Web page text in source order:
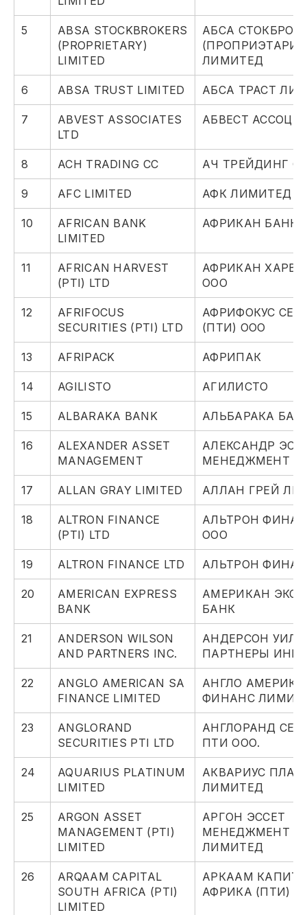
5
ABSA STOCKBROKERS
(PROPRIETARY)
LIMITED
АБСА
(ПРОПРИЭТАРИ)
ЛИМИТЕД
6 ABSA TRUST LIMITED АБСА ТРАСТ
7
ABVEST ASSOCIATES
LTD
АБВЕСТ
8 ACH TRADING CC АЧ ТРЕЙДИНГ
9 AFC LIMITED АФК ЛИМИТЕД
10
AFRICAN BANK
LIMITED
АФРИКАН БАНК
11
AFRICAN HARVEST
(PTI) LTD
АФРИКАН
ООО
12
AFRIFOCUS
SECURITIES (PTI) LTD
АФРИФОКУС
(ПТИ) ООО
13 AFRIPACK АФРИПАК
14 AGILISTO АГИЛИСТО
15 ALBARAKA BANK АЛЬБАРАКА
16
ALEXANDER ASSET
MANAGEMENT
АЛЕКСАНДР
МЕНЕДЖМЕНТ
17 ALLAN GRAY LIMITED АЛЛАН ГРЕЙ
18
ALTRON FINANCE
(PTI) LTD
АЛЬТРОН
ООО
19 ALTRON FINANCE LTD АЛЬТРОН
20
AMERICAN EXPRESS
BANK
АМЕРИКАН
БАНК
21
ANDERSON WILSON
AND PARTNERS INC.
АНДЕРСОН
ПАРТНЕРЫ ИНК.
22
ANGLO AMERICAN SA
FINANCE LIMITED
АНГЛО
ФИНАНС
23
ANGLORAND
SECURITIES PTI LTD
АНГЛОРАНД
ПТИ ООО.
24
AQUARIUS PLATINUM
LIMITED
АКВАРИУС
ЛИМИТЕД
25
ARGON ASSET
MANAGEMENT (PTI)
LIMITED
АРГОН ЭССЕТ
МЕНЕДЖМЕНТ
ЛИМИТЕД
26
ARQAAM CAPITAL
SOUTH AFRICA (PTI)
LIMITED
АРКААМ
АФРИКА (ПТИ)